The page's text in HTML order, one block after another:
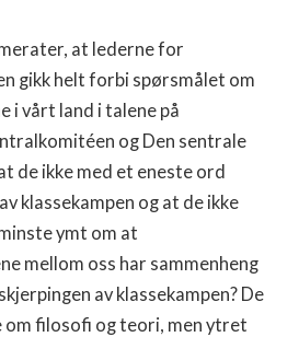
at lederne for
gikk helt forbi spørsmålet om
i vårt land i talene på
og Den sentrale
de ikke med et eneste ord
klassekampen og at de ikke
ymt om at
mellom oss har sammenheng
av klassekampen? De
om filosofi og teori, men ytret